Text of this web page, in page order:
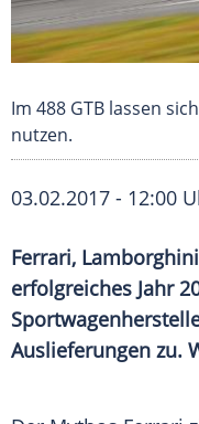
Im 488 GTB lassen
nutzen.
03.02.2017 - 12:00
Ferrari,
erfolgreiches Jahr
Auslieferungen zu.